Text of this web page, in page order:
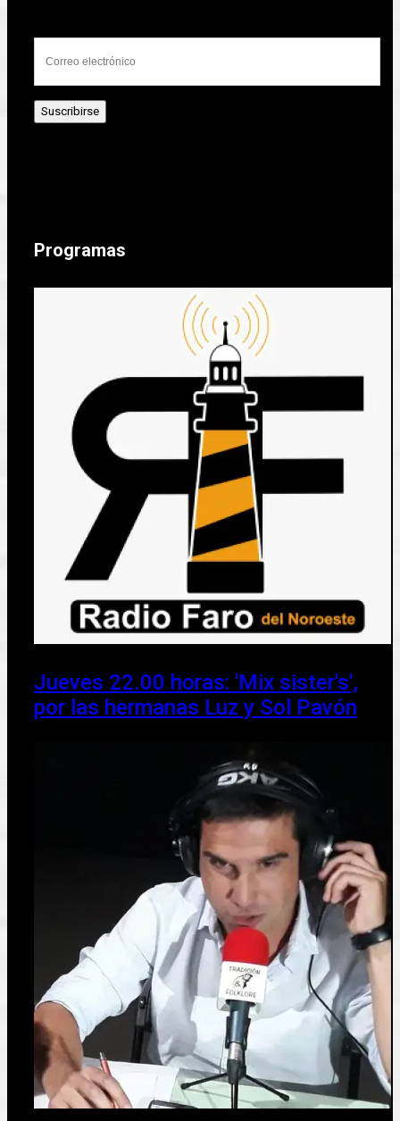
Programas
Jueves 22.00 horas: 'Mix sister's',
por las hermanas Luz y Sol Pavón